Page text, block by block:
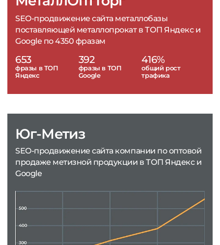
SEO-продвижение сайта металлобазы
поставляющей металлопрокат в ТОП Яндекс и
Google по 4350 фразам
653
фразы в ТОП
Яндекс
392
фразы в ТОП
Google
416%
общий рост
трафика
Юг-Метиз
SEO-продвижение сайта компании по оптовой
продаже метизной продукции в ТОП Яндекс и
Google